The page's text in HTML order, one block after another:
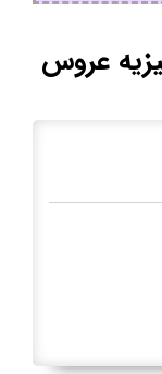
عروس